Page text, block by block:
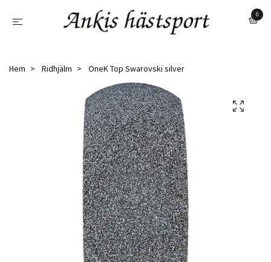
0
Hem Ridhjälm OneK Top Swarovski silver